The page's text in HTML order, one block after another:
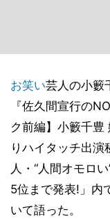
お笑い芸人の小籔
『佐久間宣行の
ク前編】小籔千豊
りハイタッチ出
人・“人間オモロ
5位まで発表!」内
いて語った。